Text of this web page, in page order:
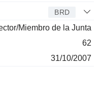
BRD
Miembro de la Junta
62
31/10/2007